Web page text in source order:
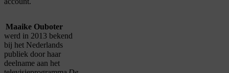
Maaike Ouboter
werd in 2013 bekend
bij het Nederlands
publiek door haar
deelname aan het